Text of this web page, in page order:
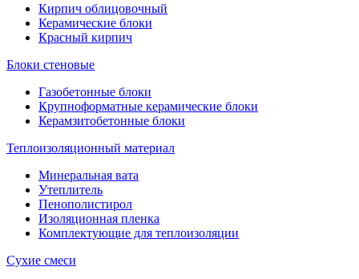
Кирпич облицовочный
Керамические блоки
Красный кирпич
Блоки стеновые
Газобетонные блоки
Крупноформатные керамические блоки
Керамзитобетонные блоки
Теплоизоляционный материал
Минеральная вата
Утеплитель
Пенополистирол
Изоляционная пленка
Комплектующие для теплоизоляции
Сухие смеси